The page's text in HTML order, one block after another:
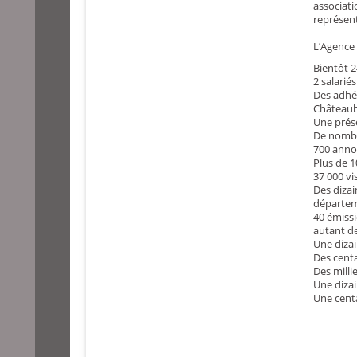
Bientôt
2
Des
Une
De
700
Plus de
37 000
Des
40
autant
Une
Des
Des
Une
Une